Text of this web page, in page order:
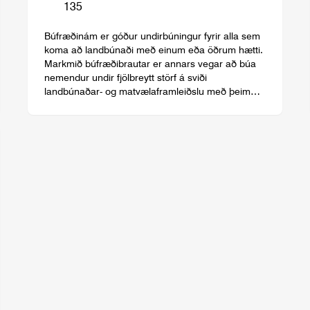
135
Búfræðinám er góður undirbúningur fyrir alla sem
koma að landbúnaði með einum eða öðrum hætti.
Markmið búfræðibrautar er annars vegar að búa
nemendur undir fjölbreytt störf á sviði
landbúnaðar- og matvælaframleiðslu með þeim